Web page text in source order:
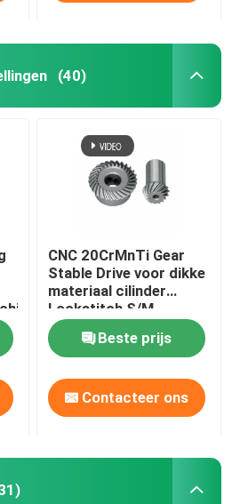
(40)
CNC 20CrMnTi Gear
Stable Drive voor dikke
materiaal cilinder
Lockstitch S/M
Beste prijs
Contacteer ons